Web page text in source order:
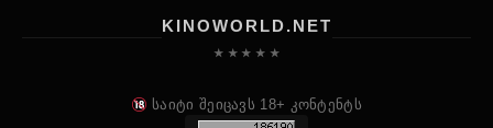
KINOWORLD.NET
★ ★ ★ ★ ★
საიტი შეიცავს 18+ კონტენტს